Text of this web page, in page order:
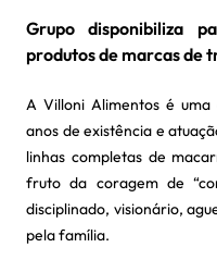
Grupo disponibiliza
produtos de marcas de
A Villoni Alimentos é
anos de existência e
linhas completas de
fruto da coragem de
disciplinado, visionário,
pela família.